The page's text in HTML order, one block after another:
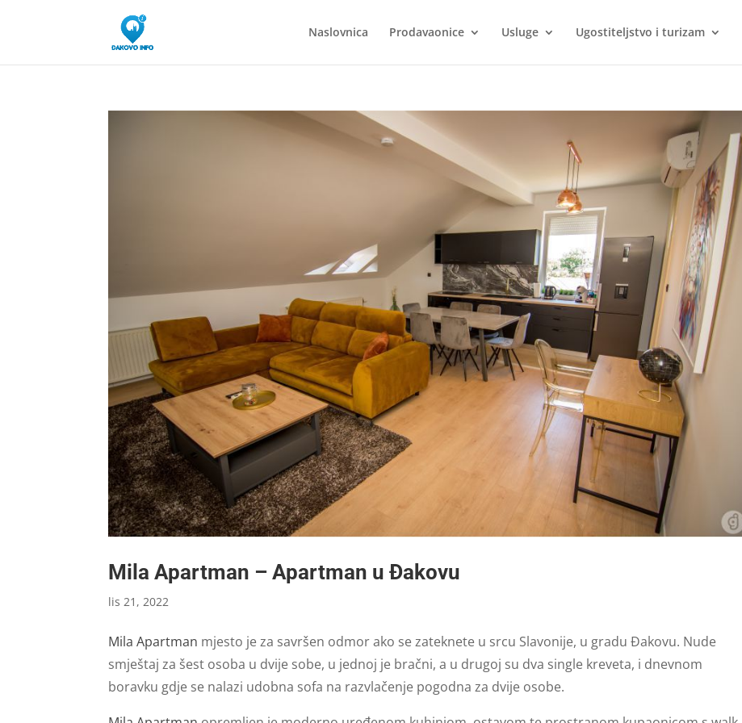
Naslovnica Prodavaonice Usluge Ugostiteljstvo i turizam
Mila Apartman – Apartman u Đakovu
lis 21, 2022
Mila Apartman mjesto je za savršen odmor ako se zateknete u srcu Slavonije, u gradu Đakovu. Nude
smještaj za šest osoba u dvije sobe, u jednoj je bračni, a u drugoj su dva single kreveta, i dnevnom
boravku gdje se nalazi udobna sofa na razvlačenje pogodna za dvije osobe.